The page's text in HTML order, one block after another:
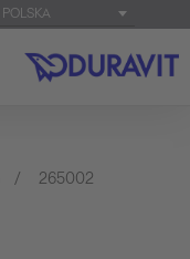
POLSKA
265002